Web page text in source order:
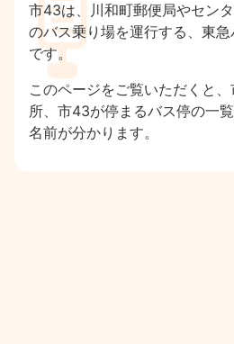
市43は、川和町郵便局やセン
のバス乗り場を運行する、東
です。
このページをご覧いただくと
所、市43が停まるバス停の一
名前が分かります。